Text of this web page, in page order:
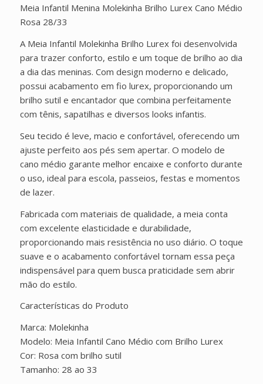
Meia Infantil Menina Molekinha Brilho Lurex Cano Médio
Rosa 28/33
A Meia Infantil Molekinha Brilho Lurex foi desenvolvida
para trazer conforto, estilo e um toque de brilho ao dia
a dia das meninas. Com design moderno e delicado,
possui acabamento em fio lurex, proporcionando um
brilho sutil e encantador que combina perfeitamente
com tênis, sapatilhas e diversos looks infantis.
Seu tecido é leve, macio e confortável, oferecendo um
ajuste perfeito aos pés sem apertar. O modelo de
cano médio garante melhor encaixe e conforto durante
o uso, ideal para escola, passeios, festas e momentos
de lazer.
Fabricada com materiais de qualidade, a meia conta
com excelente elasticidade e durabilidade,
proporcionando mais resistência no uso diário. O toque
suave e o acabamento confortável tornam essa peça
indispensável para quem busca praticidade sem abrir
mão do estilo.
Características do Produto
Marca: Molekinha
Modelo: Meia Infantil Cano Médio com Brilho Lurex
Cor: Rosa com brilho sutil
Tamanho: 28 ao 33